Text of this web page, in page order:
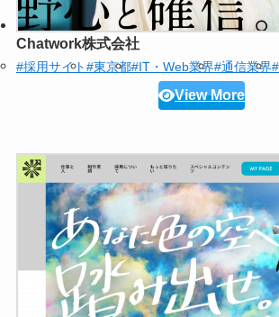
Chatwork株式会社
#採用サイト#東京都#IT・Web業界#通信業界
View More